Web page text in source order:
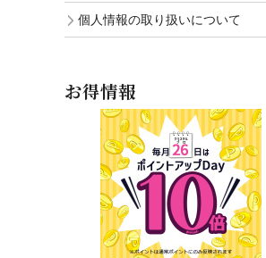
個人情報の取り扱いについて
お得情報